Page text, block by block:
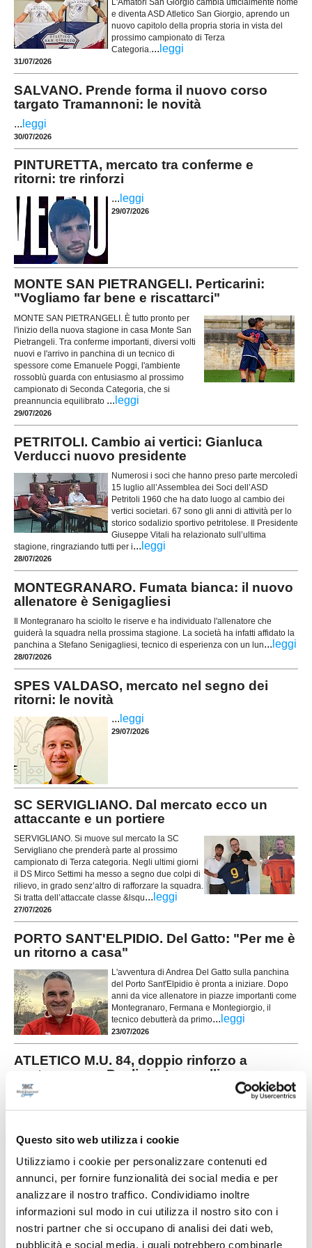
Questo sito web utilizza i cookie
Utilizziamo i cookie per personalizzare contenuti ed
annunci, per fornire funzionalità dei social media e per
analizzare il nostro traffico. Condividiamo inoltre
informazioni sul modo in cui utilizza il nostro sito con i
nostri partner che si occupano di analisi dei dati web,
pubblicità e social media, i quali potrebbero combinarle
L'Amatori San Giorgio cambia ufficialmente nome
e diventa ASD Atletico San Giorgio, aprendo un
nuovo capitolo della propria storia in vista del
prossimo campionato di Terza
Categoria.... leggi
31/07/2026
SALVANO. Prende forma il nuovo corso
targato Tramannoni: le novità
... leggi
30/07/2026
PINTURETTA, mercato tra conferme e
ritorni: tre rinforzi
... leggi
29/07/2026
MONTE SAN PIETRANGELI. Perticarini:
"Vogliamo far bene e riscattarci"
MONTE SAN PIETRANGELI. È tutto pronto per
l'inizio della nuova stagione in casa Monte San
Pietrangeli. Tra conferme importanti, diversi volti
nuovi e l'arrivo in panchina di un tecnico di
spessore come Emanuele Poggi, l'ambiente
rossoblù guarda con entusiasmo al prossimo
campionato di Seconda Categoria, che si
preannuncia equilibrato ... leggi
29/07/2026
PETRITOLI. Cambio ai vertici: Gianluca
Verducci nuovo presidente
Numerosi i soci che hanno preso parte mercoledì
15 luglio all’Assemblea dei Soci dell’ASD
Petritoli 1960 che ha dato luogo al cambio dei
vertici societari. 67 sono gli anni di attività per lo
storico sodalizio sportivo petritolese. Il Presidente
Giuseppe Vitali ha relazionato sull’ultima
stagione, ringraziando tutti per i... leggi
28/07/2026
MONTEGRANARO. Fumata bianca: il nuovo
allenatore è Senigagliesi
Il Montegranaro ha sciolto le riserve e ha individuato l'allenatore che
guiderà la squadra nella prossima stagione. La società ha infatti affidato la
panchina a Stefano Senigagliesi, tecnico di esperienza con un lun... leggi
28/07/2026
SPES VALDASO, mercato nel segno dei
ritorni: le novità
... leggi
29/07/2026
SC SERVIGLIANO. Dal mercato ecco un
attaccante e un portiere
SERVIGLIANO. Si muove sul mercato la SC
Servigliano che prenderà parte al prossimo
campionato di Terza categoria. Negli ultimi giorni
il DS Mirco Settimi ha messo a segno due colpi di
rilievo, in grado senz’altro di rafforzare la squadra.
Si tratta dell’attaccate classe &lsqu... leggi
27/07/2026
PORTO SANT'ELPIDIO. Del Gatto: "Per me è
un ritorno a casa"
L'avventura di Andrea Del Gatto sulla panchina
del Porto Sant'Elpidio è pronta a iniziare. Dopo
anni da vice allenatore in piazze importanti come
Montegranaro, Fermana e Montegiorgio, il
tecnico debutterà da primo... leggi
23/07/2026
ATLETICO M.U. 84, doppio rinforzo a
centrocampo: Paolini e Lucarelli
L'Atletico M.U. 84 continua a muoversi sul mercato e mette a segno un
PINTURETTA. Atriani e Cimadamore sono le
prime novità di mercato
La Pinturetta Falcor apre ufficialmente il proprio
due innesti. La società rossoblù ha annunciato
gli arrivi di Mirco Atriani e Lorenzo Cimadamore,
primi rinforz
leggi